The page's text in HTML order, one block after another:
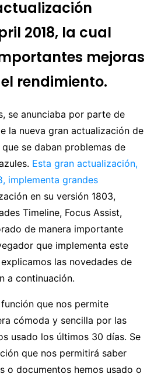
2018, la cual
mejoras
rendimiento.
se anunciaba por parte de
la nueva gran actualización de
se daban problemas de
Esta gran actualización,
implementa grandes
en su versión 1803,
Timeline, Focus Assist,
de manera importante
que implementa este
las novedades de
a continuación.
que nos permite
cómoda y sencilla por las
usado los últimos 30 días. Se
que nos permitirá saber
o documentos hemos usado o